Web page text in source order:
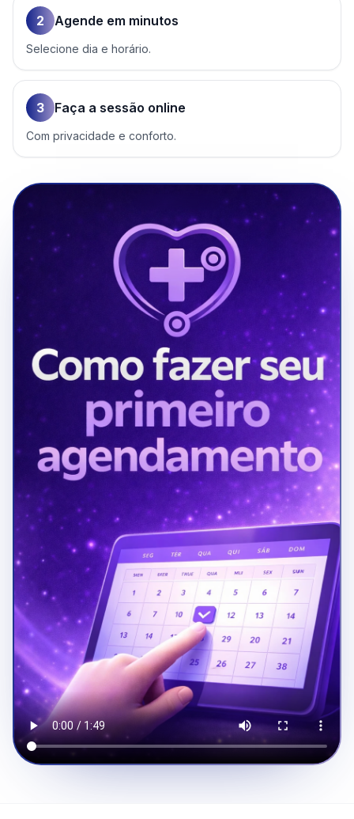
2 Agende em minutos
Selecione dia e horário.
3 Faça a sessão online
Com privacidade e conforto.